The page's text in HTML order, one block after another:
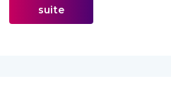
suite